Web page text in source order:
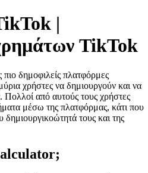
|
TikTok
πιο δημοφιλείς πλατφόρμες
χρήστες να δημιουργούν και να
Πολλοί από αυτούς τους χρήστες
μέσω της πλατφόρμας, κάτι που
δημιουργικοώτητά τους και της